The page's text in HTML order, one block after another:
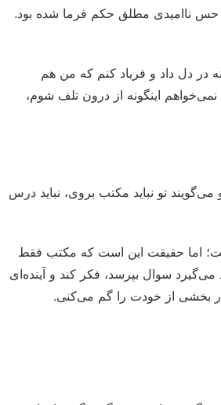
ناامیدی مطلق حکم فرما شده بود.
در دل داد و فریاد کنم که من هم
اینگونه از درون تلف شوم،
تو نباید مکتب بروی، نباید درس
اما حقیقت این است که مکتب فقط
سوال بپرسد، فکر کند و آینده‌ای
بخشی از خودت را گم می‌کنی.